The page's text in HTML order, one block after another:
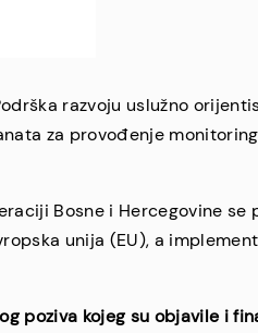
razvoju uslužno
za provođenje
Bosne i Hercegovine se
unija (EU), a
poziva kojeg su objavile i